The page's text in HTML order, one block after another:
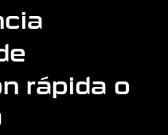
rápida o